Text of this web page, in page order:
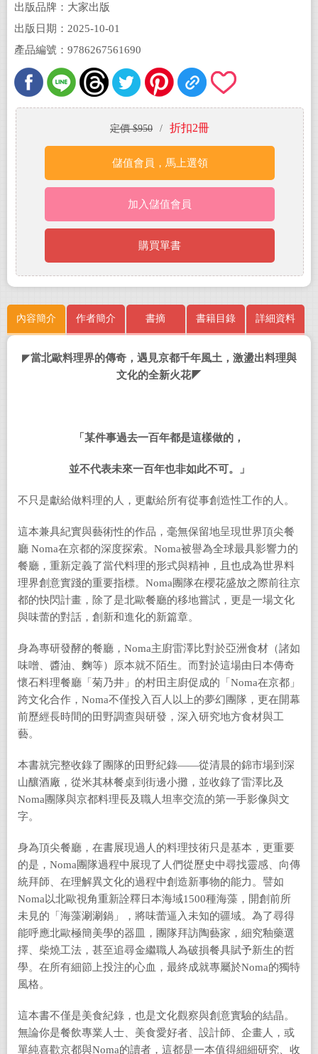
出版品牌：大家出版
出版日期：2025-10-01
產品編號：9786267561690
定價 $950 / 折扣2冊
儲值會員，馬上選領
加入儲值會員
購買單書
內容簡介 作者簡介 書摘 書籍目錄 詳細資料
◤當北歐料理界的傳奇，遇見京都千年風土，激盪出料理與
文化的全新火花◤
「某件事過去一百年都是這樣做的，
並不代表未來一百年也非如此不可。」
不只是獻給做料理的人，更獻給所有從事創造性工作的人。
這本兼具紀實與藝術性的作品，毫無保留地呈現世界頂尖餐
廳 Noma在京都的深度探索。Noma被譽為全球最具影響力的
餐廳，重新定義了當代料理的形式與精神，且也成為世界料
理界創意實踐的重要指標。Noma團隊在櫻花盛放之際前往京
都的快閃計畫，除了是北歐餐廳的移地嘗試，更是一場文化
與味蕾的對話，創新和進化的新篇章。
身為專研發酵的餐廳，Noma主廚雷澤比對於亞洲食材（諸如
味噌、醬油、麴等）原本就不陌生。而對於這場由日本傳奇
懷石料理餐廳「菊乃井」的村田主廚促成的「Noma在京都」
跨文化合作，Noma不僅投入百人以上的夢幻團隊，更在開幕
前歷經長時間的田野調查與研發，深入研究地方食材與工
藝。
本書就完整收錄了團隊的田野紀錄——從清晨的錦市場到深
山釀酒廠，從米其林餐桌到街邊小攤，並收錄了雷澤比及
Noma團隊與京都料理長及職人坦率交流的第一手影像與文
字。
身為頂尖餐廳，在書展現過人的料理技術只是基本，更重要
的是，Noma團隊過程中展現了人們從歷史中尋找靈感、向傳
統拜師、在理解異文化的過程中創造新事物的能力。譬如
Noma以北歐視角重新詮釋日本海域1500種海藻，開創前所
未見的「海藻涮涮鍋」，將味蕾逼入未知的疆域。為了尋得
能呼應北歐極簡美學的器皿，團隊拜訪陶藝家，細究釉藥選
擇、柴燒工法，甚至追尋金繼職人為破損餐具賦予新生的哲
學。在所有細節上投注的心血，最終成就專屬於Noma的獨特
風格。
這本書不僅是美食紀錄，也是文化觀察與創意實驗的結晶。
無論你是餐飲專業人士、美食愛好者、設計師、企畫人，或
單純喜歡京都與Noma的讀者，這都是一本值得細細研究、收